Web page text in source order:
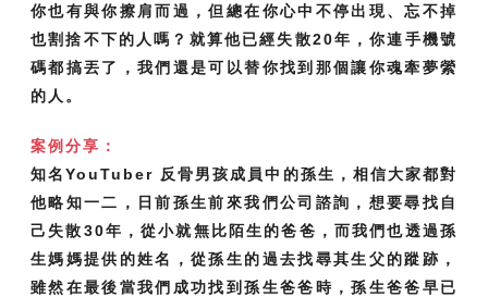
你也有與你擦肩而過，但總在你心中不停出現、忘不掉
也割捨不下的人嗎？就算他已經失散20年，你連手機號
碼都搞丟了，我們還是可以替你找到那個讓你魂牽夢縈
的人。
案例分享：
知名YouTuber 反骨男孩成員中的孫生，相信大家都對
他略知一二，日前孫生前來我們公司諮詢，想要尋找自
己失散30年，從小就無比陌生的爸爸，而我們也透過孫
生媽媽提供的姓名，從孫生的過去找尋其生父的蹤跡，
雖然在最後當我們成功找到孫生爸爸時，孫生爸爸早已